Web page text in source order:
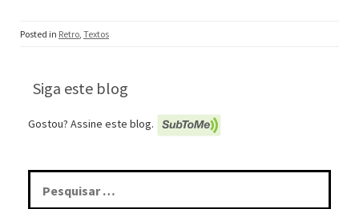
Posted in Retro, Textos
Siga este blog
Gostou? Assine este blog.
Pesquisar
por: